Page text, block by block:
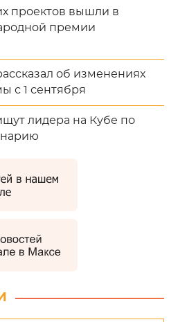
проектов вышли в
премии
об изменениях
с 1 сентября
лидера на Кубе по